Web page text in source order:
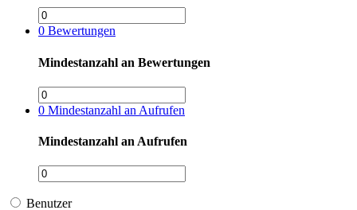
0 Bewertungen
Mindestanzahl an Bewertungen
0 Mindestanzahl an Aufrufen
Mindestanzahl an Aufrufen
Benutzer